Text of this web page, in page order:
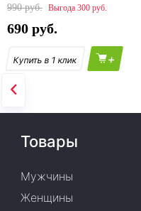
990
300
690
+
Товары
Мужчины
Женщины